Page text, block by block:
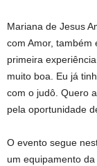
Mariana de Jesus
com Amor, também
primeira
muito boa. Eu já
com o judô. Quero
pela oportunidade
O evento segue
um equipamento